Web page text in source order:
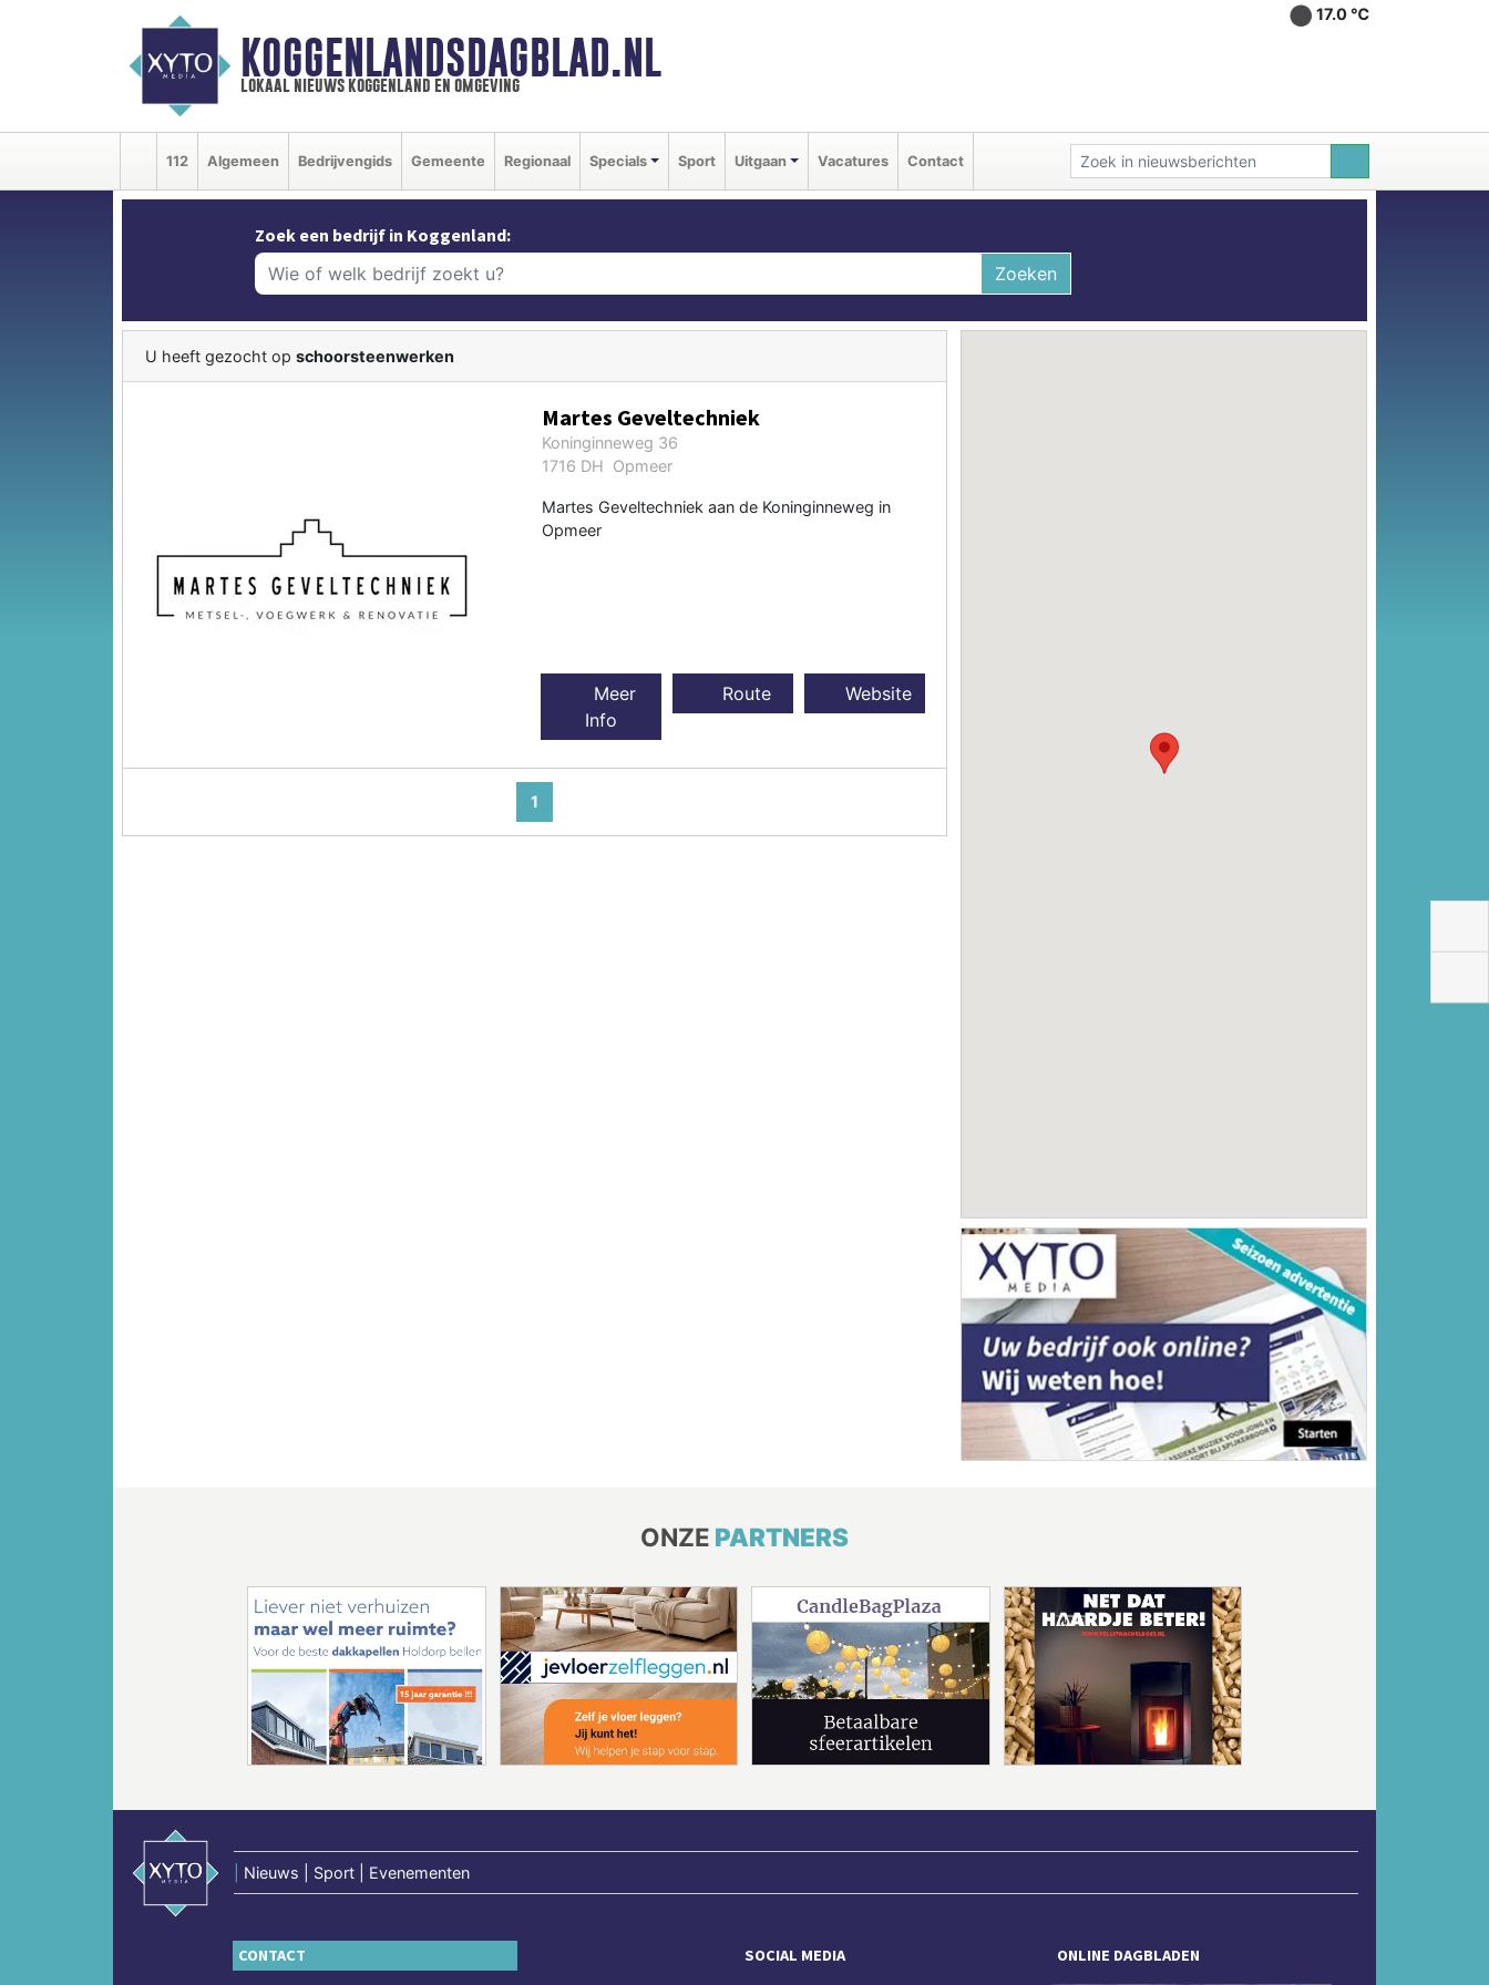
KOGGENLANDSDAGBLAD.NL
lokaal nieuws koggenland en omgeving
17.0 ℃
112 Algemeen Bedrijvengids Gemeente Regionaal Specials Sport Uitgaan Vacatures Contact
Zoek een bedrijf in Koggenland:
Zoeken
U heeft gezocht op schoorsteenwerken
Martes Geveltechniek
Koninginneweg 36
1716 DH Opmeer
Martes Geveltechniek aan de Koninginneweg in
Opmeer
Meer
Info
Route Website
1
ONZE PARTNERS
Nieuws | Sport | Evenementen
CONTACT SOCIAL MEDIA ONLINE DAGBLADEN